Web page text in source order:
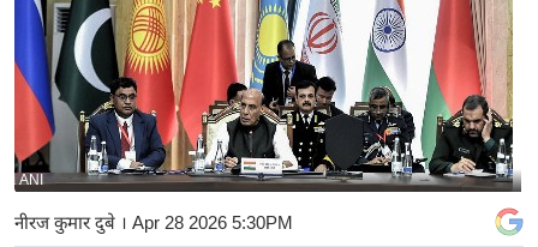
त
ष्ट्री
य
बि
ज़
ANI
नीरज कुमार दुबे । Apr 28 2026 5:30PM